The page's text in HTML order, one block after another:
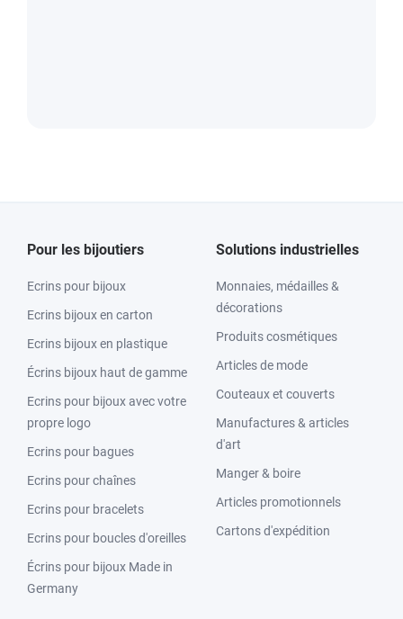
Pour les bijoutiers
Ecrins pour bijoux
Ecrins bijoux en carton
Ecrins bijoux en plastique
Écrins bijoux haut de gamme
Ecrins pour bijoux avec votre
propre logo
Ecrins pour bagues
Ecrins pour chaînes
Ecrins pour bracelets
Ecrins pour boucles d'oreilles
Écrins pour bijoux Made in
Germany
Solutions industrielles
Monnaies, médailles &
décorations
Produits cosmétiques
Articles de mode
Couteaux et couverts
Manufactures & articles
d'art
Manger & boire
Articles promotionnels
Cartons d'expédition